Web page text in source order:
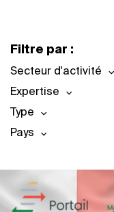
Filtre par :
Secteur d'activité
Expertise
Type
Pays